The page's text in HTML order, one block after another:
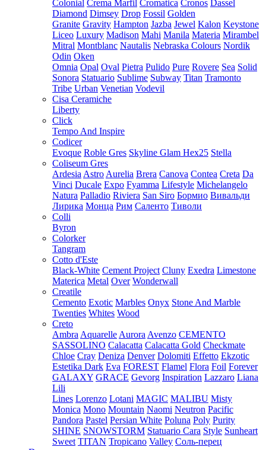
Colonial Crema Marfil Cromatica Cronos Dassel
Diamond Dimsey Drop Fossil Golden
Granite Gravity Hampton Jazba Jewel Kalon Keystone
Liceo Luxury Madison Mahi Manila Materia Mirambel
Mitral Montblanc Nautalis Nebraska Colours Nordik
Odin Oken
Omnia Opal Oval Pietra Pulido Pure Rovere Sea Solid
Sonora Statuario Sublime Subway Titan Tramonto
Tribe Urban Venetian Vodevil
Cisa Ceramiche
Liberty
Click
Tempo And Inspire
Codicer
Evoque Roble Gres Skyline Glam Hex25 Stella
Coliseum Gres
Ardesia Astro Aurelia Brera Canova Contea Creta Da
Vinci Ducale Expo Fyamma Lifestyle Michelangelo
Natura Palladio Riviera San Siro Бормио Вивальди
Лирика Монца Рим Саленто Тиволи
Colli
Byron
Colorker
Tangram
Cotto d'Este
Black-White Cement Project Cluny Exedra Limestone
Materica Metal Over Wonderwall
Creatile
Cemento Exotic Marbles Onyx Stone And Marble
Twenties Whites Wood
Creto
Ambra Aquarelle Aurora Avenzo CEMENTO
SASSOLINO Calacatta Calacatta Gold Checkmate
Chloe Cray Deniza Denver Dolomiti Effetto Ekzotic
Estetika Dark Eva FOREST Flamel Flora Foil Forever
GALAXY GRACE Gevorg Inspiration Lazzaro Liana
Lili
Lines Lorenzo Lotani MAGIC MALIBU Misty
Monica Mono Mountain Naomi Neutron Pacific
Pandora Pastel Persian White Poluna Poly Purity
SHINE SNOWSTORM Statuario Cara Style Sunheart
Sweet TITAN Tropicano Valley Соль-перец